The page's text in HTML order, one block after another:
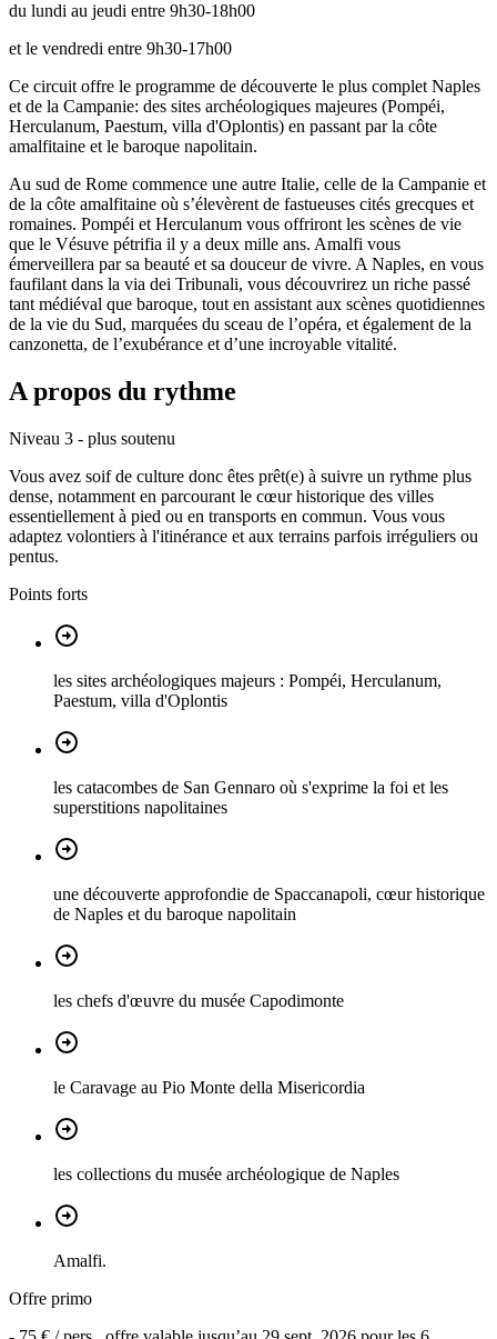
du lundi au jeudi entre 9h30-18h00
et le vendredi entre 9h30-17h00
Ce circuit offre le programme de découverte le plus complet Naples
et de la Campanie: des sites archéologiques majeures (Pompéi,
Herculanum, Paestum, villa d'Oplontis) en passant par la côte
amalfitaine et le baroque napolitain.
Au sud de Rome commence une autre Italie, celle de la Campanie et
de la côte amalfitaine où s’élevèrent de fastueuses cités grecques et
romaines. Pompéi et Herculanum vous offriront les scènes de vie
que le Vésuve pétrifia il y a deux mille ans. Amalfi vous
émerveillera par sa beauté et sa douceur de vivre. A Naples, en vous
faufilant dans la via dei Tribunali, vous découvrirez un riche passé
tant médiéval que baroque, tout en assistant aux scènes quotidiennes
de la vie du Sud, marquées du sceau de l’opéra, et également de la
canzonetta, de l’exubérance et d’une incroyable vitalité.
A propos du rythme
Niveau 3 - plus soutenu
Vous avez soif de culture donc êtes prêt(e) à suivre un rythme plus
dense, notamment en parcourant le cœur historique des villes
essentiellement à pied ou en transports en commun. Vous vous
adaptez volontiers à l'itinérance et aux terrains parfois irréguliers ou
pentus.
Points forts
les sites archéologiques majeurs : Pompéi, Herculanum,
Paestum, villa d'Oplontis
les catacombes de San Gennaro où s'exprime la foi et les
superstitions napolitaines
une découverte approfondie de Spaccanapoli, cœur historique
de Naples et du baroque napolitain
les chefs d'œuvre du musée Capodimonte
le Caravage au Pio Monte della Misericordia
les collections du musée archéologique de Naples
Amalfi.
Offre primo